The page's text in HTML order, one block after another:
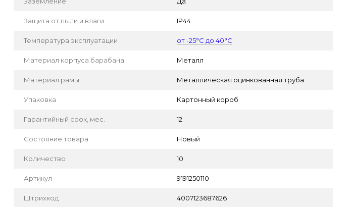
Защита от пыли и влаги IP44
Температура эксплуатации от -25°С до 40°С
Материал корпуса барабана Металл
Материал рамы Металлическая оцинкованная труба
Упаковка Картонный короб
Гарантийный срок, мес. 12
Состояние товара Новый
Количество 10
Артикул 9191250110
Штрихкод 4007123687626